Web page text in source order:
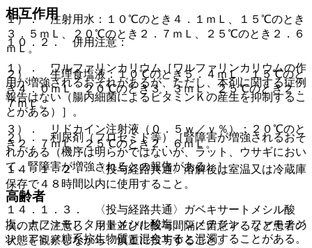
１）． 注射用水：１０℃のとき４．１ｍＬ、１５℃のとき
３．５ｍＬ、２０℃のとき２．７ｍＬ、２５℃のとき２．６
ｍＬ。
２）． 生理食塩液：１０℃のとき５．４ｍＬ、１５℃のと
き４．０ｍＬ、２０℃のとき３．３ｍＬ、２５℃のとき２．
７ｍＬ。
３）． リドカイン注射液（０．５ｗ／ｖ％）：２０℃のと
き２．７ｍＬ、２５℃のとき２．６ｍＬ。
１４．１．２． 〈投与経路共通〉溶解後は室温又は冷蔵庫
保存で４８時間以内に使用すること。
１４．１．３． 〈投与経路共通〉ガベキサートメシル酸
塩、ナファモスタットメシル酸塩、シメチジン、ファモチジ
ン、アミノ糖系抗生物質と混合すると混濁することがある。
相互作用
１０．２． 併用注意：
１）． ワルファリンカリウム［ワルファリンカリウムの作
用が増強されるおそれがあるが、ただし、本剤に関する症例
報告はない（腸内細菌によるビタミンＫの産生を抑制するこ
とがある）］。
２）． 利尿剤（フロセミド等）［腎障害が増強されるおそ
れがある（機序は明らかではないが、ラット、ウサギにおい
て、腎障害が増強されるとの報告がある）］。
高齢者
次の点に注意し、用量並びに投与間隔に留意するなど患者の
状態を観察しながら、慎重に投与すること。